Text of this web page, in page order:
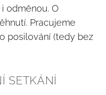
odměnou. O
Pracujeme
posilování (tedy bez
SETKÁNÍ